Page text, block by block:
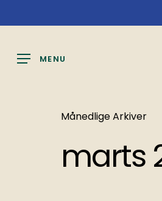
til
MENU
Månedlige Arkiver
marts